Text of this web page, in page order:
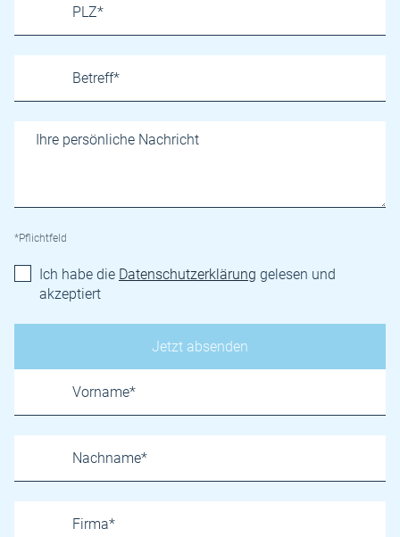
*Pflichtfeld
Ich habe die Datenschutzerklärung gelesen und
akzeptiert